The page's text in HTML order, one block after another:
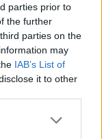
parties prior to
the further
parties on the
may
IAB’s List of
it to other
στην εθνική
πατρίδας μας με
καθεστώς για